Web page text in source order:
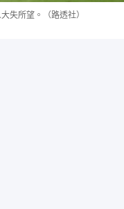
失所望。（路透社）